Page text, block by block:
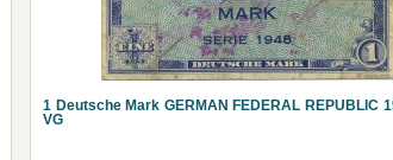
1 Deutsche Mark GERMAN FEDERAL REPUBLIC
VG